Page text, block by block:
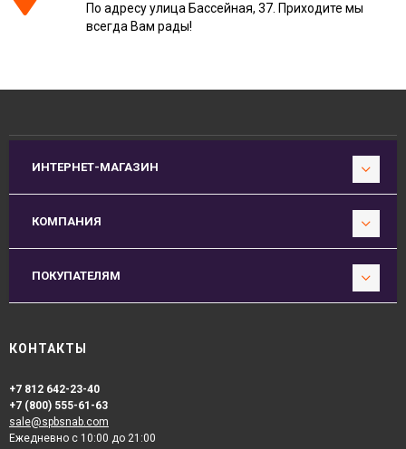
По адресу улица Бассейная, 37. Приходите мы
всегда Вам рады!
ИНТЕРНЕТ-МАГАЗИН
КОМПАНИЯ
ПОКУПАТЕЛЯМ
КОНТАКТЫ
+7 812 642-23-40
+7 (800) 555-61-63
sale@spbsnab.com
Ежедневно с 10:00 до 21:00